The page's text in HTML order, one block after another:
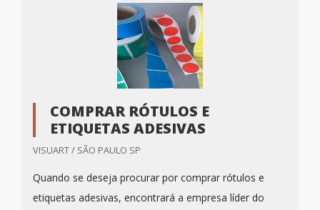
COMPRAR RÓTULOS E
ETIQUETAS ADESIVAS
VISUART / SÃO PAULO SP
Quando se deseja procurar por comprar rótulos e
etiquetas adesivas, encontrará a empresa líder do